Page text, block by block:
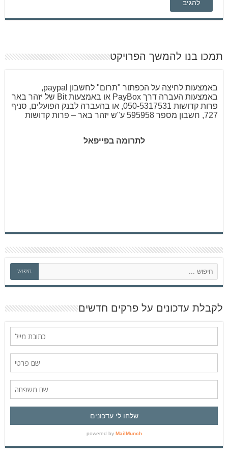
תמכו בנו להמשך הפרויקט
באמצעות לחיצה על הכפתור "תרום" לחשבון paypal,
באמצעות העברה דרך PayBox או באמצעות Bit של יזהר באר
פרות קדושות 050-5317531, או בהעברה לבנק הפועלים, סניף
727, חשבון מספר 595958 ע"ש יזהר באר – פרות קדושות
לתרומה בפייפאל
פ
ש
חיפוש
לקבלת עדכונים על פרקים חדשים